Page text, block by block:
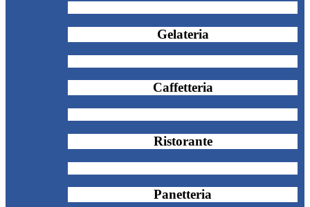
Gelateria
Caffetteria
Ristorante
Panetteria